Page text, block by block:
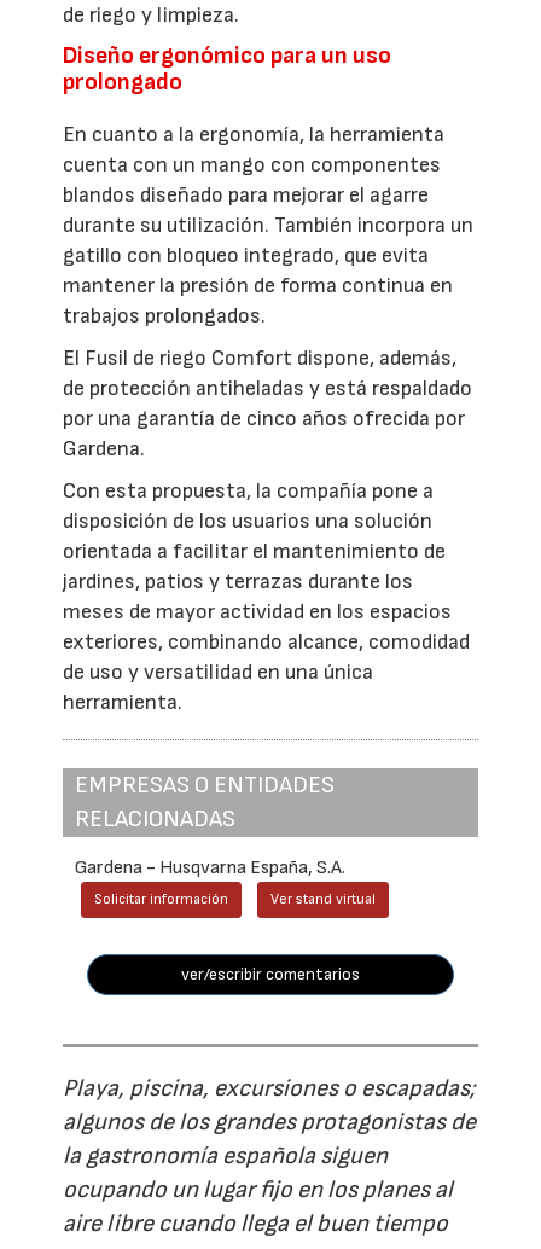
de riego y limpieza.
Diseño ergonómico para un uso
prolongado
En cuanto a la ergonomía, la herramienta
cuenta con un mango con componentes
blandos diseñado para mejorar el agarre
durante su utilización. También incorpora un
gatillo con bloqueo integrado, que evita
mantener la presión de forma continua en
trabajos prolongados.
El Fusil de riego Comfort dispone, además,
de protección antiheladas y está respaldado
por una garantía de cinco años ofrecida por
Gardena.
Con esta propuesta, la compañía pone a
disposición de los usuarios una solución
orientada a facilitar el mantenimiento de
jardines, patios y terrazas durante los
meses de mayor actividad en los espacios
exteriores, combinando alcance, comodidad
de uso y versatilidad en una única
herramienta.
EMPRESAS O ENTIDADES
RELACIONADAS
Gardena - Husqvarna España, S.A.
Solicitar información Ver stand virtual
ver/escribir comentarios
Playa, piscina, excursiones o escapadas;
algunos de los grandes protagonistas de
la gastronomía española siguen
ocupando un lugar fijo en los planes al
aire libre cuando llega el buen tiempo